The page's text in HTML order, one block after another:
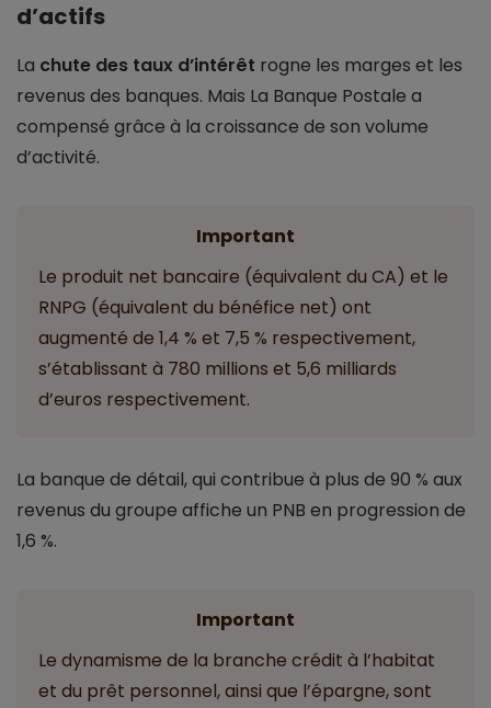
d’actifs
La chute des taux d’intérêt rogne les marges et les
revenus des banques. Mais La Banque Postale a
compensé grâce à la croissance de son volume
d’activité.
Important
Le produit net bancaire (équivalent du CA) et le
RNPG (équivalent du bénéfice net) ont
augmenté de 1,4 % et 7,5 % respectivement,
s’établissant à 780 millions et 5,6 milliards
d’euros respectivement.
La banque de détail, qui contribue à plus de 90 % aux
revenus du groupe affiche un PNB en progression de
1,6 %.
Important
Le dynamisme de la branche crédit à l’habitat
et du prêt personnel, ainsi que l’épargne, sont